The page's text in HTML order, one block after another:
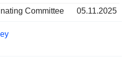
Committee
05.11.2025